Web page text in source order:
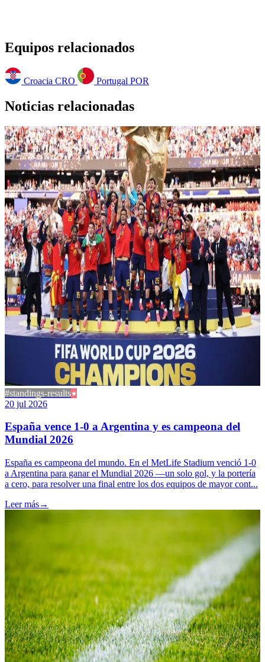
Equipos relacionados
Croacia CRO Portugal POR
Noticias relacionadas
#standings-results
20 jul 2026
España vence 1-0 a Argentina y es campeona del
Mundial 2026
España es campeona del mundo. En el MetLife Stadium venció 1-0
a Argentina para ganar el Mundial 2026 —un solo gol, y la portería
a cero, para resolver una final entre los dos equipos de mayor cont...
Leer más→